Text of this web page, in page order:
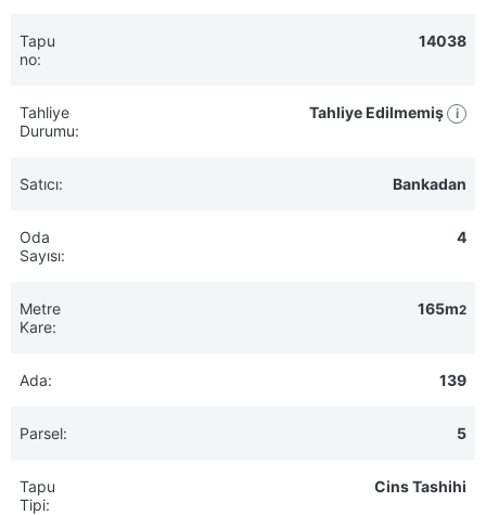
Tapu
no:
14038
Tahliye
Durumu:
Tahliye Edilmemiş i
Satıcı: Bankadan
Oda
Sayısı:
4
Metre
Kare:
165m2
Ada: 139
Parsel: 5
Tapu
Tipi:
Cins Tashihi